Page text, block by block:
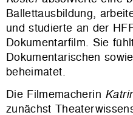
Ballettausbildung,
und studierte an der
Dokumentarfilm. Sie
Dokumentarischen
beheimatet.
Die Filmemacherin
zunächst